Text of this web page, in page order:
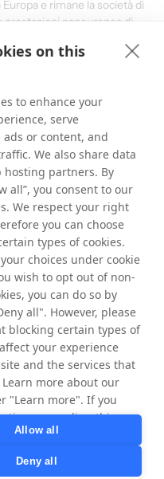
e rimane la società di
prestazioni paneuropea di
con competenze
Aiuta 2.000
la sua rete di alta qualità
ed è stata la prima a offrire
di e- e m-commerce per
a estendere i loro
agli utenti sui dispositivi
impegna a collaborare
ogni cliente, aiutandolo a
e ad avere successo su
e internazionale. Tra gli
ci sono
ClubMed, Disney,
Le azioni sono quotate su
Stockholm Exchange.
sono disponibili su
the English Press Release
the Swedish Press Release
on this
to enhance your
serve
ads or content, and
We also share data
hosting partners. By
all”, you consent to our
We respect your right
you can choose
types of cookies.
choices under cookie
wish to opt out of non-
you can do so by
all". However, please
blocking certain types of
your experience
and the services that
more about our
"Learn more". If you
regarding this,
Allow all
Deny all